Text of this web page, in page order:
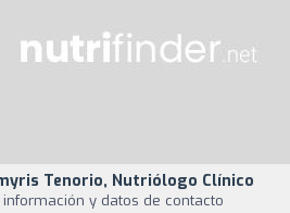
Tenorio, Nutriólogo Clínico
información y datos de contacto